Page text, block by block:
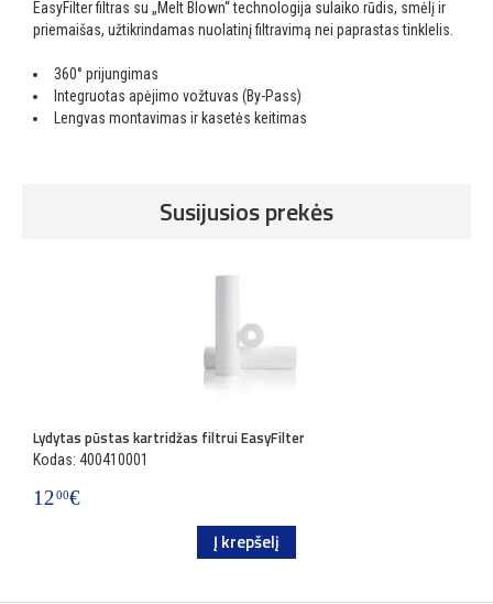
EasyFilter filtras su „Melt Blown“ technologija sulaiko rūdis, smėlį ir
priemaišas, užtikrindamas nuolatinį filtravimą nei paprastas tinklelis.
360° prijungimas
Integruotas apėjimo vožtuvas (By-Pass)
Lengvas montavimas ir kasetės keitimas
Susijusios prekės
Lydytas pūstas kartridžas filtrui EasyFilter
Kodas: 400410001
1200€
Į krepšelį